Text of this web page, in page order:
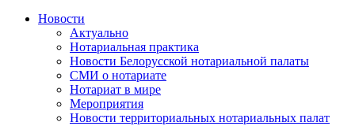
Новости
Актуально
Нотариальная практика
Новости Белорусской нотариальной палаты
СМИ о нотариате
Нотариат в мире
Мероприятия
Новости территориальных нотариальных палат